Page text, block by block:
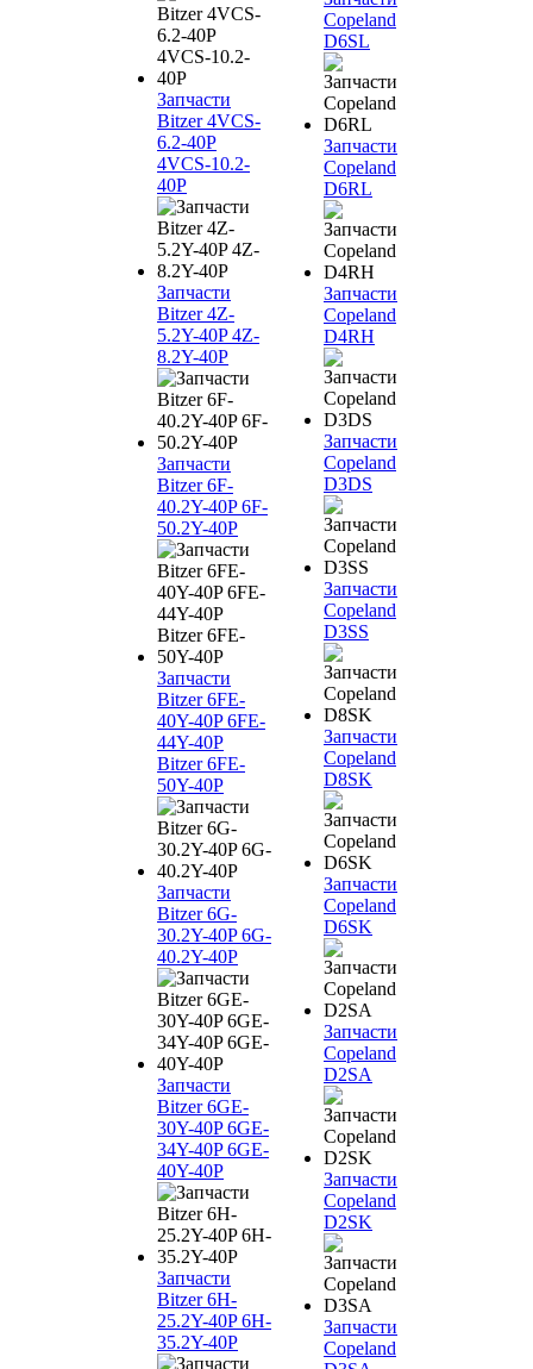
Запчасти
Bitzer 4VCS-
6.2-40P
4VCS-10.2-
40P
Запчасти
Bitzer 4Z-
5.2Y-40P 4Z-
8.2Y-40P
Запчасти
Bitzer 6F-
40.2Y-40P 6F-
50.2Y-40P
Запчасти
Bitzer 6FE-
40Y-40P 6FE-
44Y-40P
Bitzer 6FE-
50Y-40P
Запчасти
Bitzer 6G-
30.2Y-40P 6G-
40.2Y-40P
Запчасти
Bitzer 6GE-
30Y-40P 6GE-
34Y-40P 6GE-
40Y-40P
Запчасти
Bitzer 6H-
25.2Y-40P 6H-
35.2Y-40P
Copeland
D6SL
Запчасти
Copeland
D6RL
Запчасти
Copeland
D4RH
Запчасти
Copeland
D3DS
Запчасти
Copeland
D3SS
Запчасти
Copeland
D8SK
Запчасти
Copeland
D6SK
Запчасти
Copeland
D2SA
Запчасти
Copeland
D2SK
Запчасти
Copeland